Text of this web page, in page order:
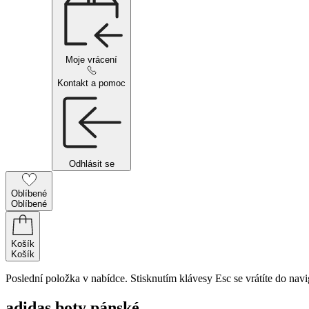
Moje vrácení
Kontakt a pomoc
Odhlásit se
Oblíbené
Oblíbené
Košík
Košík
Poslední položka v nabídce. Stisknutím klávesy Esc se vrátíte do